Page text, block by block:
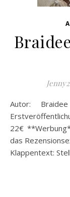
Autor: Braidee Otto Verlag: CBJ Verlag Datum
22€
das
Klappentext: